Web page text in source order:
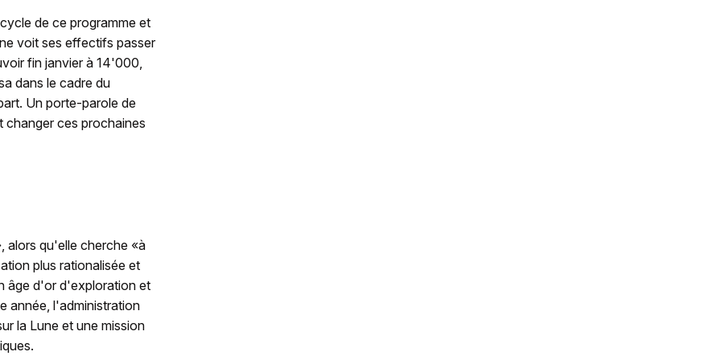
de ce programme et
voit ses effectifs passer
fin janvier à 14'000,
dans le cadre du
Un porte-parole de
changer ces prochaines
alors qu'elle cherche «à
plus rationalisée et
âge d'or d'exploration et
année, l'administration
la Lune et une mission